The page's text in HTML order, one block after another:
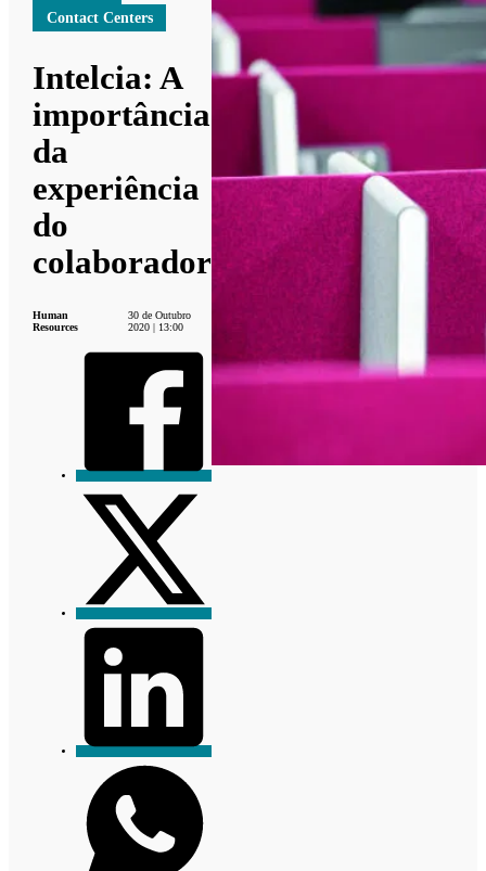
Contact Centers
Intelcia: A
importância
da
experiência
do
colaborador
Human
Resources
30 de Outubro
2020 | 13:00